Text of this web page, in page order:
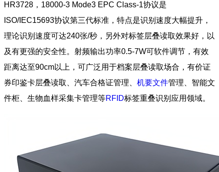
HR3728，18000-3 Mode3 EPC Class-1协议是
ISO/IEC15693协议第三代标准，特点是识别速度大幅提升，
理论识别速度可达240张/秒，另外对标签层叠读取效果好，以
及有更强的安全性。射频输出功率0.5-7W可软件调节，有效
距离达至90cm以上，可广泛用于档案层叠读取场合，有价证
券印鉴卡层叠读取、汽车合格证管理、 机要文件管理、智能文
件柜、生物血样采集卡管理等RFID标签重叠识别应用领域。